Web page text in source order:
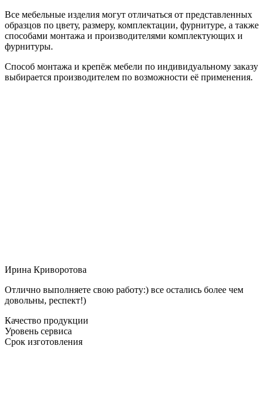
Все мебельные изделия могут отличаться от представленных
образцов по цвету, размеру, комплектации, фурнитуре, а также
способами монтажа и производителями комплектующих и
фурнитуры.
Способ монтажа и крепёж мебели по индивидуальному заказу
выбирается производителем по возможности её применения.
Ирина Криворотова
Отлично выполняете свою работу:) все остались более чем
довольны, респект!)
Качество продукции
Уровень сервиса
Срок изготовления